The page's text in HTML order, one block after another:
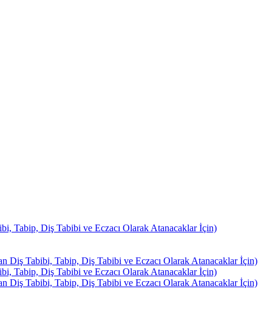
Tabip, Diş Tabibi ve Eczacı Olarak Atanacaklar İçin)
Diş Tabibi, Tabip, Diş Tabibi ve Eczacı Olarak Atanacaklar İçin)
Tabip, Diş Tabibi ve Eczacı Olarak Atanacaklar İçin)
Diş Tabibi, Tabip, Diş Tabibi ve Eczacı Olarak Atanacaklar İçin)